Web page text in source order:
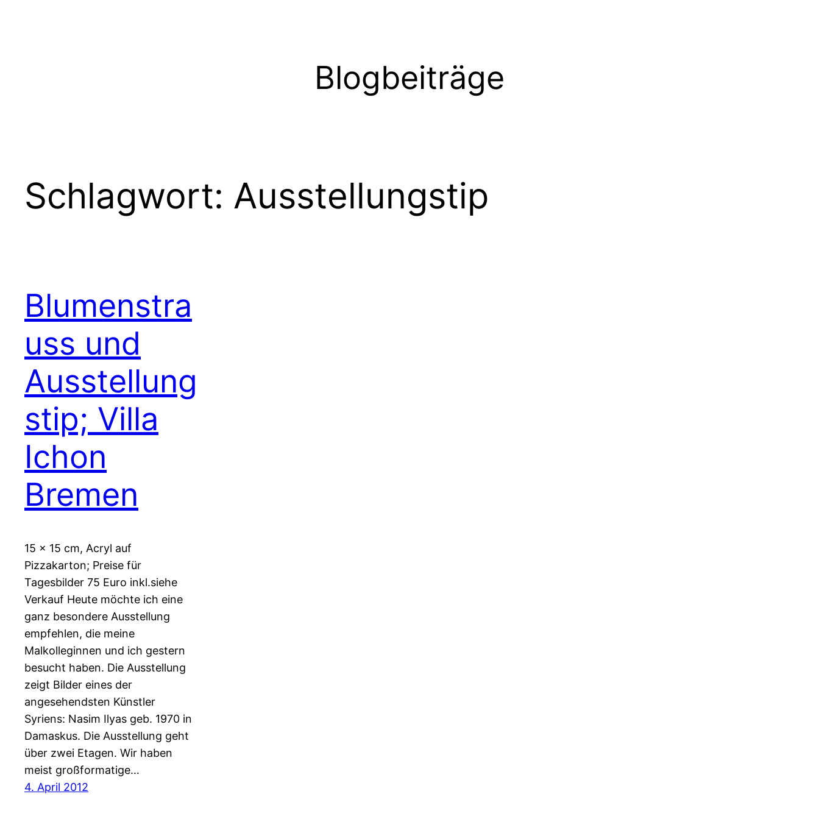
Blogbeiträge
Schlagwort: Ausstellungstip
Blumenstra
uss und
Ausstellung
stip; Villa
Ichon
Bremen
15 x 15 cm, Acryl auf
Pizzakarton; Preise für
Tagesbilder 75 Euro inkl.siehe
Verkauf Heute möchte ich eine
ganz besondere Ausstellung
empfehlen, die meine
Malkolleginnen und ich gestern
besucht haben. Die Ausstellung
zeigt Bilder eines der
angesehendsten Künstler
Syriens: Nasim Ilyas geb. 1970 in
Damaskus. Die Ausstellung geht
über zwei Etagen. Wir haben
meist großformatige…
4. April 2012